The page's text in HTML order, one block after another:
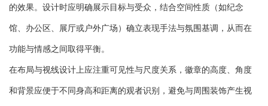
的效果。设计时应明确展示目标与受众，结合空间性质（如纪念
馆、办公区、展厅或户外广场）确立表现手法与氛围基调，从而在
功能与情感之间取得平衡。
在布局与视线设计上应注重可见性与尺度关系，徽章的高度、角度
和背景应便于不同身高和距离的观者识别，避免与周围装饰产生视